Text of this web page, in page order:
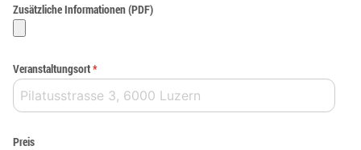
Zusätzliche Informationen (PDF)
Veranstaltungsort*
Preis